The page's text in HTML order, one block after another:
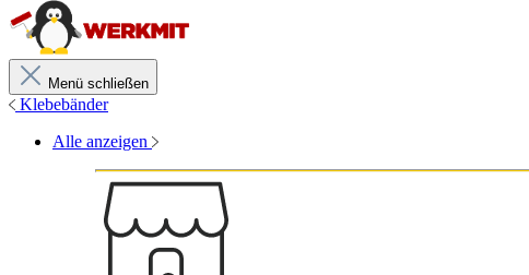
Menü schließen
Klebebänder
Alle anzeigen